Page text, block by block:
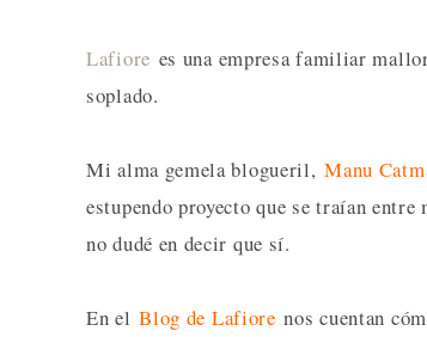
Lafiore es una empresa familiar
soplado.
Mi alma gemela blogueril,Manu
estupendo proyecto que se traían
no dudé en decir que sí.
En elBlog de Lafiore nos cuentan